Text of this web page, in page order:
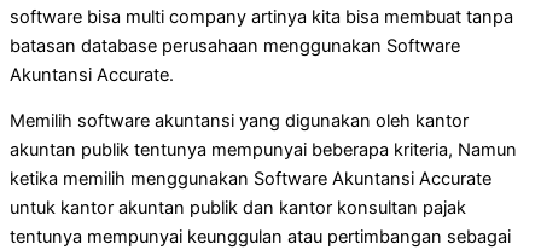
software bisa multi company artinya kita bisa membuat tanpa
batasan database perusahaan menggunakan Software
Akuntansi Accurate.
Memilih software akuntansi yang digunakan oleh kantor
akuntan publik tentunya mempunyai beberapa kriteria, Namun
ketika memilih menggunakan Software Akuntansi Accurate
untuk kantor akuntan publik dan kantor konsultan pajak
tentunya mempunyai keunggulan atau pertimbangan sebagai